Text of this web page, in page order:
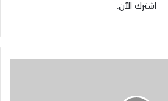
اشترك الآن.